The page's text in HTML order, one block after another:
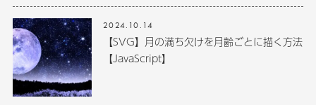
2024.10.14
【SVG】月の満ち欠けを月齢ごとに描く方法
【JavaScript】